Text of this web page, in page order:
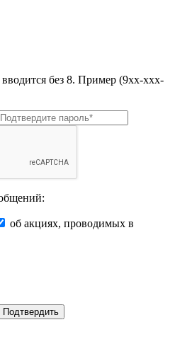
без 8. Пример (9хх-ххх-
об акциях, проводимых в
Подтвердить